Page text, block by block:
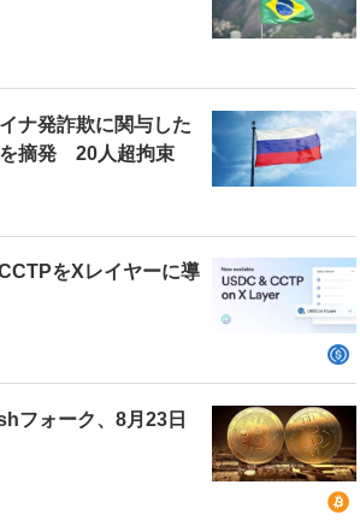
ナ発詐欺に関与した
摘発 20人超拘束
をXレイヤーに導
フォーク、8月23日